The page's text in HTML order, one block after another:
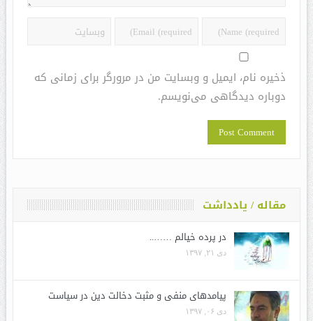
ذخیره نام، ایمیل و وبسایت من در مرورگر برای زمانی که
دوباره دیدگاهی می‌نویسم.
مقاله / یادداشت
در پرده خیالم ……..
دی ۲۱, ۱۳۹۷
پیامدهای منفی و مثبت دخالت دین در سیاست
دی ۰۶, ۱۳۹۷